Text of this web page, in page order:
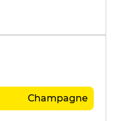
Champagne